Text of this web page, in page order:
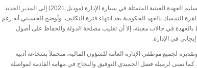
بالعهدة
ويُعيد
مفاتيح
سيارته
طواعية
وفي خطوة لاقت ارتياحاً واسعاً، قام الحسيني بتسليم العهدة العينية المتمثلة في سيارة الإدارة (موديل 2021) إلى المدير الجديد
التمسك بالعهد الحكومية بعد انتهاء فترة التكليف. وأوضح الحسيني أنه رغم
في حالات معينة، إلا أن تغليب مصلحة الدولة والحفاظ على أصول
في الإدارة.
لجميع موظفي الإدارة العامة للشؤون المالية، متحملاً بشجاعة أدبية
تمنى لزميله فضل الحميدي التوفيق والنجاح في مهامه القادمة لمواصلة